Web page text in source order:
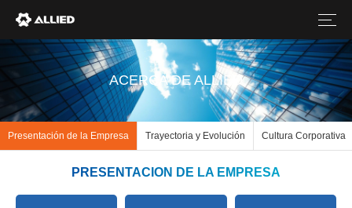
ACERCA DE ALLIED
Presentación de la Empresa Trayectoria y Evolución Cultura Corporativa